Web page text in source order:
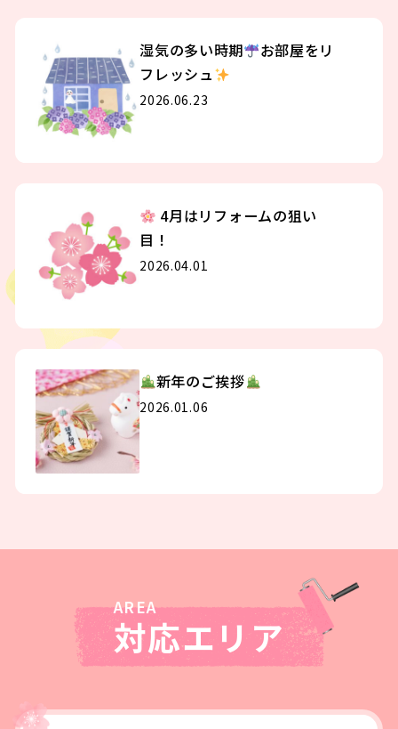
湿気の多い時期
お部屋をリ
フレッシュ
2026.06.23
4月はリフォームの狙い
目！
2026.04.01
新年のご挨拶
2026.01.06
対応エリア